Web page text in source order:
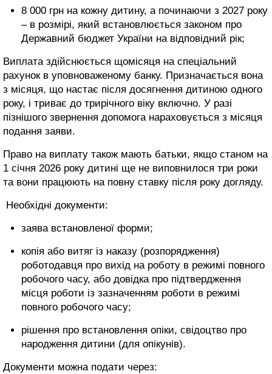
8 000 грн на кожну дитину, а починаючи з 2027 року
– в розмірі, який встановлюється законом про
Державний бюджет України на відповідний рік;
Виплата здійснюється щомісяця на спеціальний
рахунок в уповноваженому банку. Призначається вона
з місяця, що настає після досягнення дитиною одного
року, і триває до трирічного віку включно. У разі
пізнішого звернення допомога нараховується з місяця
подання заяви.
Право на виплату також мають батьки, якщо станом на
1 січня 2026 року дитині ще не виповнилося три роки
та вони працюють на повну ставку після року догляду.
Необхідні документи:
заява встановленої форми;
копія або витяг із наказу (розпорядження)
роботодавця про вихід на роботу в режимі повного
робочого часу, або довідка про підтвердження
місця роботи із зазначенням роботи в режимі
повного робочого часу;
рішення про встановлення опіки, свідоцтво про
народження дитини (для опікунів).
Документи можна подати через: